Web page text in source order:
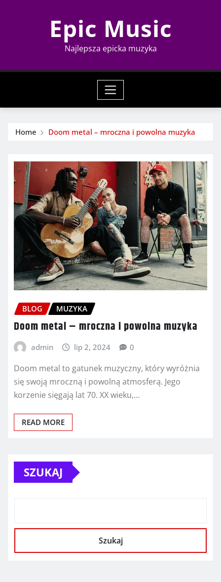
Epic Music
Najlepsza epicka muzyka
Home Doom metal – mroczna i powolna muzyka
BLOG MUZYKA
Doom metal – mroczna i powolna muzyka
admin lip 2, 2024 0
Doom metal to gatunek muzyczny, który wyróżnia
się swoją mroczną i powolną atmosferą. Jego
korzenie sięgają lat 70. XX wieku,…
READ MORE
SZUKAJ
Szukaj